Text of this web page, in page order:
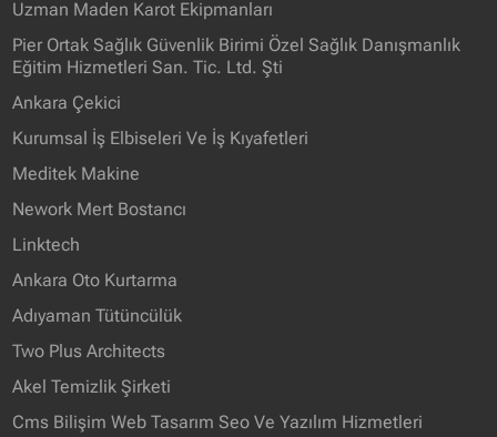
Uzman Maden Karot Ekipmanları
Pier Ortak Sağlık Güvenlik Birimi Özel Sağlık Danışmanlık
Eğitim Hizmetleri San. Tic. Ltd. Şti
Ankara Çekici
Kurumsal İş Elbiseleri Ve İş Kıyafetleri
Meditek Makine
Nework Mert Bostancı
Linktech
Ankara Oto Kurtarma
Adıyaman Tütüncülük
Two Plus Architects
Akel Temizlik Şirketi
Cms Bilişim Web Tasarım Seo Ve Yazılım Hizmetleri